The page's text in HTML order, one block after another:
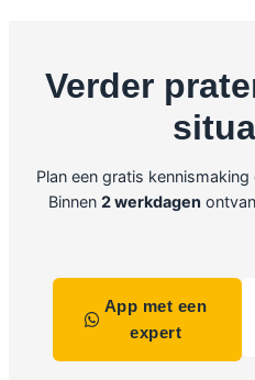
Verder
Plan een gratis
Binnen 2 werkdagen
App met een
expert